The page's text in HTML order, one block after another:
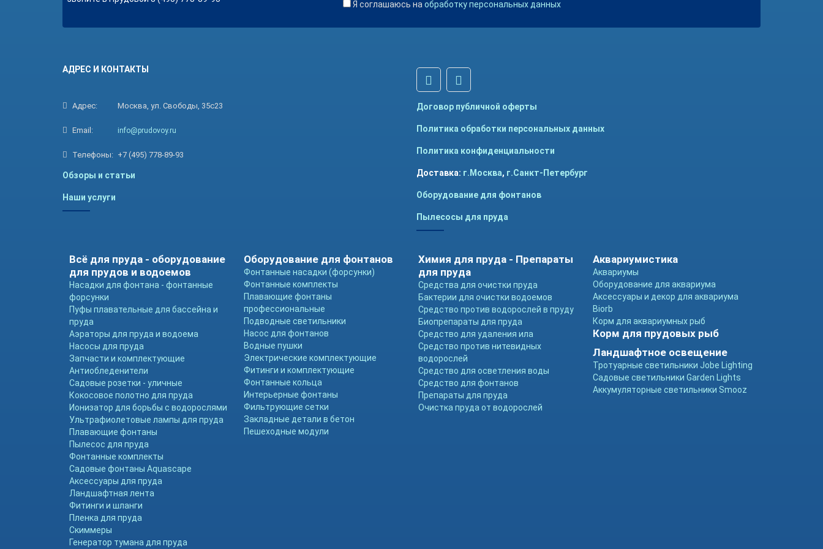
Я соглашаюсь на обработку персональных данных
АДРЕС И КОНТАКТЫ
Адрес: Москва, ул. Свободы, 35с23
Email: info@prudovoy.ru
Телефоны: +7 (495) 778-89-93
Обзоры и статьи
Наши услуги
Договор публичной оферты
Политика обработки персональных данных
Политика конфиденциальности
Доставка: г.Москва, г.Санкт-Петербург
Оборудование для фонтанов
Пылесосы для пруда
Всё для пруда - оборудование
для прудов и водоемов
Насадки для фонтана - фонтанные
форсунки
Пуфы плавательные для бассейна и
пруда
Аэраторы для пруда и водоема
Насосы для пруда
Запчасти и комплектующие
Антиобледенители
Садовые розетки - уличные
Кокосовое полотно для пруда
Ионизатор для борьбы с водорослями
Ультрафиолетовые лампы для пруда
Плавающие фонтаны
Пылесос для пруда
Фонтанные комплекты
Садовые фонтаны Aquascape
Аксессуары для пруда
Ландшафтная лента
Фитинги и шланги
Пленка для пруда
Скиммеры
Генератор тумана для пруда
Оборудование для фонтанов
Фонтанные насадки (форсунки)
Фонтанные комплекты
Плавающие фонтаны
профессиональные
Подводные светильники
Насос для фонтанов
Водные пушки
Электрические комплектующие
Фитинги и комплектующие
Фонтанные кольца
Интерьерные фонтаны
Фильтрующие сетки
Закладные детали в бетон
Пешеходные модули
Химия для пруда - Препараты
для пруда
Средства для очистки пруда
Бактерии для очистки водоемов
Средство против водорослей в пруду
Биопрепараты для пруда
Средство для удаления ила
Средство против нитевидных
водорослей
Средство для осветления воды
Средство для фонтанов
Препараты для пруда
Очистка пруда от водорослей
Аквариумистика
Аквариумы
Оборудование для аквариума
Аксессуары и декор для аквариума
Biorb
Корм для аквариумных рыб
Корм для прудовых рыб
Ландшафтное освещение
Тротуарные светильники Jobe Lighting
Садовые светильники Garden Lights
Аккумуляторные светильники Smooz